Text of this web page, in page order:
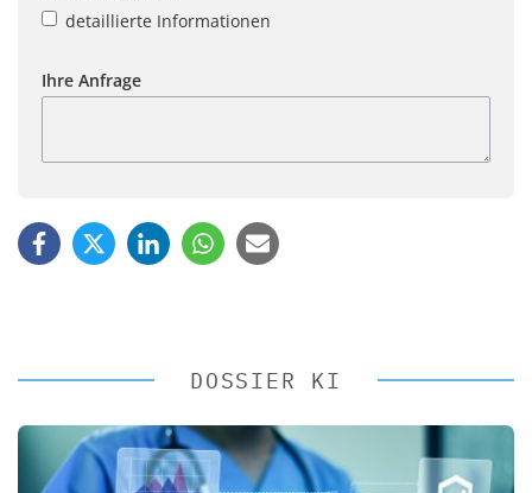
detaillierte Informationen
Ihre Anfrage
DOSSIER KI